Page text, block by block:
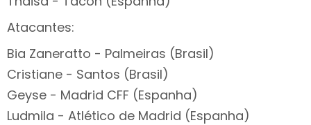
Atacantes:
Bia Zaneratto - Palmeiras (Brasil)
Cristiane - Santos (Brasil)
Geyse - Madrid CFF (Espanha)
Ludmila - Atlético de Madrid (Espanha)